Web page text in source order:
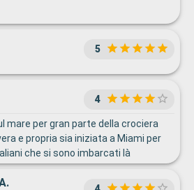
5
4
mare per gran parte della crociera
e propria sia iniziata a Miami per
che si sono imbarcati là